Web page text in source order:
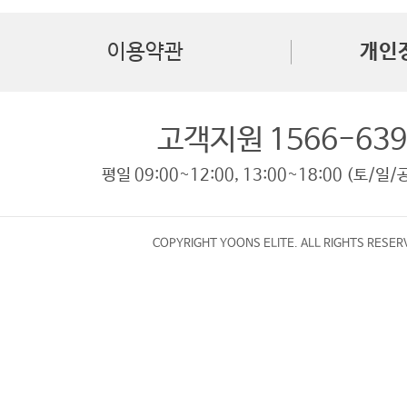
이용약관 개인
고객지원 1566-
평일 09:00~12:00, 13:00~18:00 (토/일/
COPYRIGHT YOONS ELITE. ALL RIGHTS